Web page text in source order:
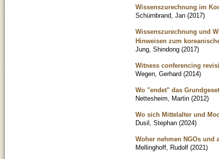
Wissenszurechnung im
Schürnbrand, Jan (2017)
Wissenszurechnung und
Hinweisen zum
Jung, Shindong (2017)
Witness conferencing
Wegen, Gerhard (2014)
Wo "endet" das
Nettesheim, Martin (2012)
Wo sich Mittelalter und
Dusil, Stephan (2024)
Woher nehmen NGOs
Mellinghoff, Rudolf (2021)